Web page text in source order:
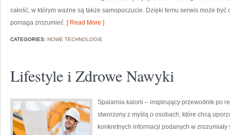
całość, w którym ważne są także samopoczucie. Dzięki temu serwis może
pomaga zrozumieć [ Read More ]
CATEGORIES: NOWE TECHNOLOGIE
Lifestyle i Zdrowe Nawyki
Spalarnia kalorii – inspirujący przewodnik po
stworzony z myślą o osobach, które chcą
konkretnych informacji podanych w